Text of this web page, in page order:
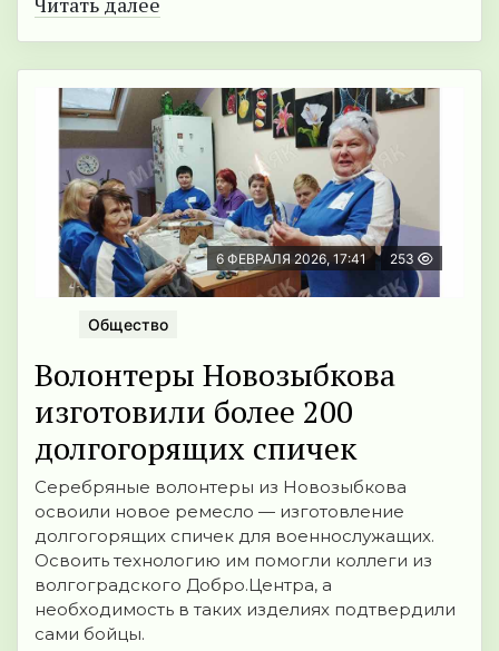
6 ФЕВРАЛЯ 2026, 17:41 253
Общество
Волонтеры Новозыбкова
изготовили более 200
долгогорящих спичек
Серебряные волонтеры из Новозыбкова
освоили новое ремесло — изготовление
долгогорящих спичек для военнослужащих.
Освоить технологию им помогли коллеги из
волгоградского Добро.Центра, а
необходимость в таких изделиях подтвердили
сами бойцы.